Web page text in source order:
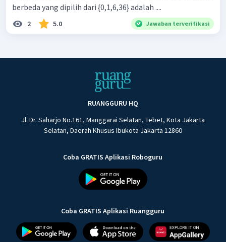
berbeda yang dipilih dari {0,1,6,36} adalah ....
2 5.0 Jawaban terverifikasi
RUANGGURU HQ
Jl. Dr. Saharjo No.161, Manggarai Selatan, Tebet, Kota Jakarta
Selatan, Daerah Khusus Ibukota Jakarta 12860
Coba GRATIS Aplikasi Roboguru
Coba GRATIS Aplikasi Ruangguru